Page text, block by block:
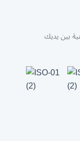
بين يديك